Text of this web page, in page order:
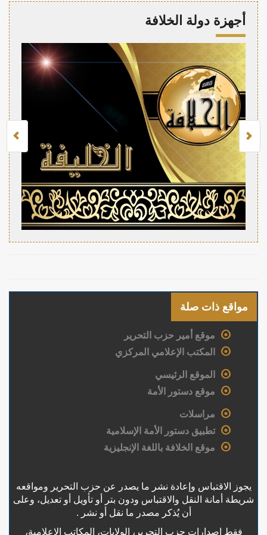
أجهزة دولة الخلافة
مواقع ذات صلة
موقع أمير حزب التحرير
المكتب الإعلامي المركزي
الموقع الرئيسي
موقع دستور الأمة
مراسلات
تطبيق دستور الأمة الإسلامية
موقع الخلافة باللغة الإنجليزية
يجوز الاقتباس وإعادة نشر ما يصدر عن حزب التحرير ومواقعه
شريطة أمانة النقل والاقتباس ودون بتر أو تأويل أو تعديل، وعلى
أن يُذكر مصدر ما نقل أو نشر .
فقط إصدارات حزب التحرير، الولايات، المكاتب الإعلامية،